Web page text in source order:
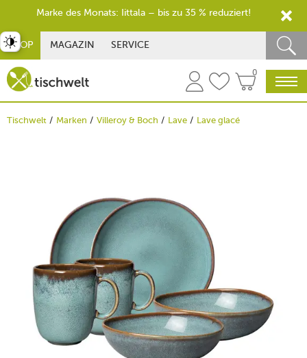
SHOP MAGAZIN SERVICE
0
Tischwelt Marken Villeroy & Boch Lave Lave glacé
umschalten
Marke des Monats: Iittala – bis zu 35 % reduziert!